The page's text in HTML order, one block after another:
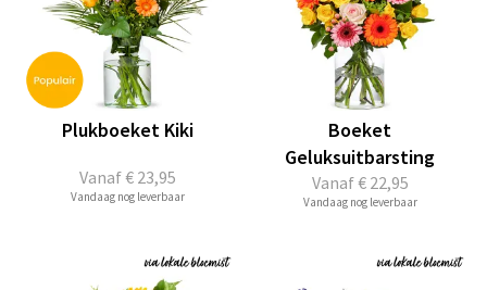
Vanaf€ 23,95
Plukboeket Kiki
Vandaag nog leverbaar
Vanaf€ 22,95
Boeket
Geluksuitbarsting
Vandaag nog leverbaar